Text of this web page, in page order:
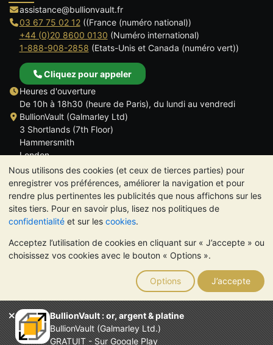
Nous utilisons des cookies (et ceux de tierces parties) pour
enregistrer vos préférences, améliorer la navigation et pour
rendre plus pertinentes les publicités que nous affichons sur les
sites tiers. Pour en savoir plus, lisez nos politiques de
confidentialité et sur les cookies.
Acceptez l’utilisation de cookies en cliquant sur « J’accepte » ou
choisissez vos cookies avec le bouton « Options ».
Options J’accepte
BullionVault : or, argent & platine
BullionVault (Galmarley Ltd.)
GRATUIT - Sur Google Play
assistance@bullionvault.fr
03 67 75 02 12((France (numéro national))
+44 (0)20 8600 0130 (Numéro international)
1-888-908-2858 (Etats-Unis et Canada (numéro vert))
Cliquez pour appeler
Heures d'ouverture
De 10h à 18h30 (heure de Paris), du lundi au vendredi
BullionVault (Galmarley Ltd)
3 Shortlands (7th Floor)
Hammersmith
London
W6 8DA
ROYAUME UNI
TrustScore 4.6 | 534 avis
VEUILLEZ NOTER: La valeur des métaux précieux peut aussi
bien baisser qu'augmenter. Les tendances historiques ne
garantissent pas l'évolution future des cours. Rien sur les sites
Internet de BullionVault ou dans ses communications ne
constitue un conseil en investissement. Demander l'avis d'un
professionnel est à envisager pour déterminer si la possession
de métaux précieux vous convient.